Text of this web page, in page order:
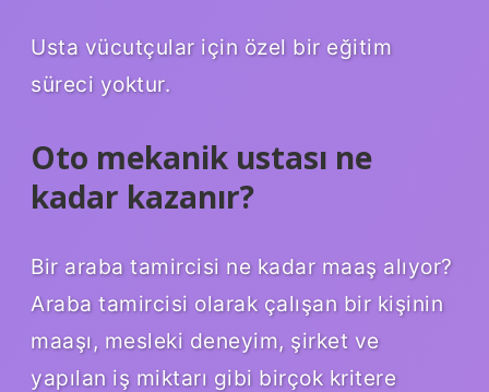
Usta vücutçular için özel bir eğitim
süreci yoktur.
Oto mekanik ustası ne
kadar kazanır?
Bir araba tamircisi ne kadar maaş alıyor?
Araba tamircisi olarak çalışan bir kişinin
maaşı, mesleki deneyim, şirket ve
yapılan iş miktarı gibi birçok kritere